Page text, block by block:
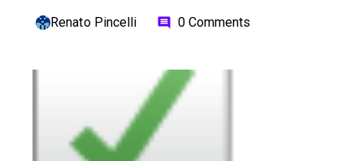
Renato Pincelli comment 0 Comments